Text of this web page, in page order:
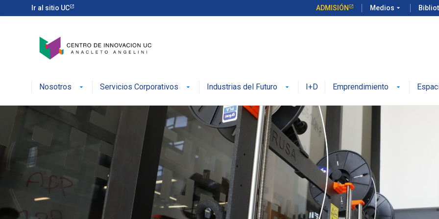
Ir al sitio UC ADMISIÓN Medios arrow_drop_down
Nosotros Servicios Corporativos Industrias del Futuro I+D Emprendimiento